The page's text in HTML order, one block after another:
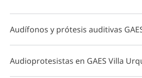
Audífonos y prótesis auditivas
Audioprotesistas en GAES Villa